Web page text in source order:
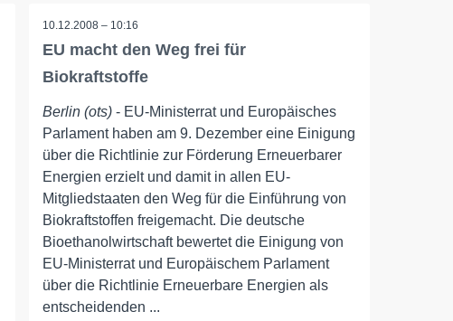
10.12.2008 – 10:16
EU macht den Weg frei für
Biokraftstoffe
Berlin (ots) - EU-Ministerrat und Europäisches
Parlament haben am 9. Dezember eine Einigung
über die Richtlinie zur Förderung Erneuerbarer
Energien erzielt und damit in allen EU-
Mitgliedstaaten den Weg für die Einführung von
Biokraftstoffen freigemacht. Die deutsche
Bioethanolwirtschaft bewertet die Einigung von
EU-Ministerrat und Europäischem Parlament
über die Richtlinie Erneuerbare Energien als
entscheidenden ...